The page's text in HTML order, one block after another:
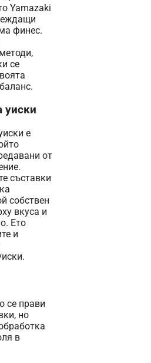
Yamazaki
финес.
се
уиски
е
от
съставки
собствен
вкуса и
Ето
и
се прави
но
в